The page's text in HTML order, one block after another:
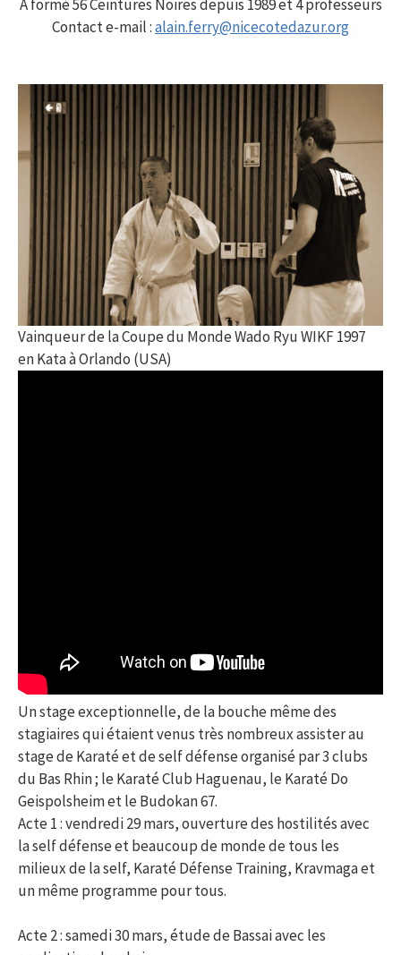
A formé 56 Ceintures Noires depuis 1989 et 4 professeurs
Contact e-mail :alain.ferry@nicecotedazur.org
Vainqueur de la Coupe du Monde Wado Ryu WIKF 1997
en Kata à Orlando (USA)
Un stage exceptionnelle, de la bouche même des
stagiaires qui étaient venus très nombreux assister au
stage de Karaté et de self défense organisé par 3 clubs
du Bas Rhin ; le Karaté Club Haguenau, le Karaté Do
Geispolsheim et le Budokan 67.
Acte 1 : vendredi 29 mars, ouverture des hostilités avec
la self défense et beaucoup de monde de tous les
milieux de la self, Karaté Défense Training, Kravmaga et
un même programme pour tous.
Acte 2 : samedi 30 mars, étude de Bassai avec les